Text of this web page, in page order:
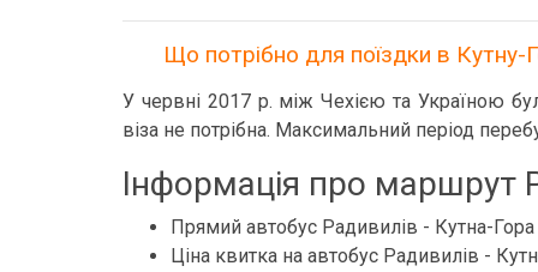
Що потрібно для поїздки в Кутну-
У червні 2017 р. між Чехією та Україною
віза не потрібна. Максимальний період
Інформація про маршрут
Прямий автобус Радивилів - Кутна-
Ціна квитка на автобус Радивилів -